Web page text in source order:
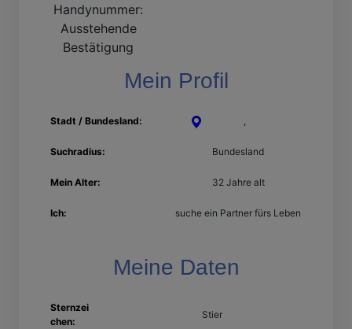
Handynummer:
Ausstehende
Bestätigung
Mein Profil
Stadt / Bundesland: ,
Suchradius: Bundesland
Mein Alter: 32 Jahre alt
Ich: suche ein Partner fürs Leben
Meine Daten
Sternzei
chen:
Stier